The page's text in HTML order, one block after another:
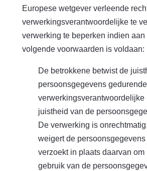
Europese wetgever verleende
verwerkingsverantwoordelijke te
verwerking te beperken indien aan
volgende voorwaarden is voldaan:
De betrokkene betwist de
persoonsgegevens
verwerkingsverantwoordelijke
juistheid van de
De verwerking is
weigert de
verzoekt in plaats daarvan
gebruik van de